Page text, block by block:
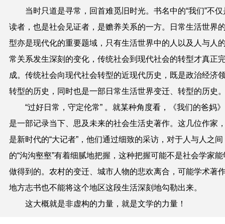
当时只道是寻常，回首难觅旧时光。书名中的“我们”不仅
读者，也是社会见证者，是赡养关系的一方。日常生活世界
型亦是现代化的重要题域，只有生活世界中的人以及人与人
常关系发生深刻的变化，传统社会到现代社会的转型才真正
成。传统社会向现代社会转型的近现代历史，既是政治经济
转型的历史，同时也是一部日常生活世界变迁、转型的历史
“过好日常，守定伦常” 。就某种角度看，《我们的爸妈
是一部记录当下、思及未来的社会生活史著作。这几位作家
是新时代的“大记者”，他们通过细致的采访，对于人与人之间
的“沟沟壑壑”有着细腻地把握，这种把握可能不是社会学家能
做得到的。农村的变迁、城市人物的悲欢离合，可能学术著
地方志书也不能将这个地区这段生活深刻地勾勒出来。
这大概就是非虚构的力量，就是文学的力量！